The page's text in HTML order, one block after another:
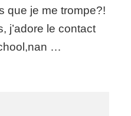
que je me trompe?!
j’adore le contact
…